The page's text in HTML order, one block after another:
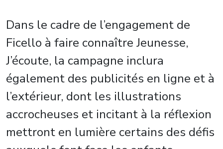
Dans le cadre de l’engagement de
Ficello à faire connaître Jeunesse,
J’écoute, la campagne inclura
également des publicités en ligne et à
l’extérieur, dont les illustrations
accrocheuses et incitant à la réflexion
mettront en lumière certains des défis